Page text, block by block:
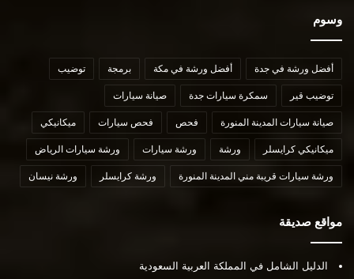
وسوم
أفضل ورشة في جدة أفضل ورشة في مكة برمجة توضيب
توضيب قير سمكرة سيارات جدة صيانة سيارات
صيانة سيارات المدينة المنورة فحص فحص سيارات ميكانيكي
ميكانيكي كرايسلر ورشة ورشة سيارات ورشة سيارات الرياض
ورشة سيارات قريبة مني المدينة المنورة ورشة كرايسلر ورشة نيسان
مواقع صديقة
الدليل الشامل في المملكة العربية السعودية